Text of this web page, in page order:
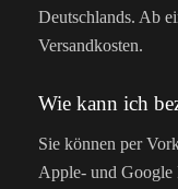
Deutschlands. Ab
Versandkosten.
Wie kann ich
Sie können per
Apple- und Google